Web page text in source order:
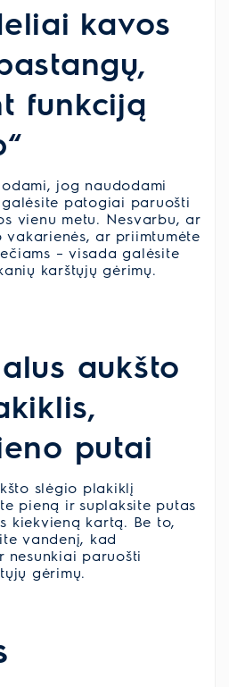
kavos
funkciją
jog naudodami
galėsite patogiai paruošti
vienu metu. Nesvarbu, ar
vakarienės, ar priimtumėte
– visada galėsite
karštųjų gėrimų.
aukšto
putai
slėgio plakiklį
pieną ir suplaksite putas
kiekvieną kartą. Be to,
vandenį, kad
nesunkiai paruošti
gėrimų.